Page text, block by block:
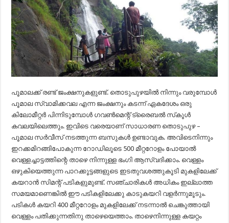
പൂമാലക്ക് രണ്ട് ജംക്ഷനുകളുണ്ട്. തൊടുപുഴയില്‍ നിന്നും വരുമ്പോള്‍
പൂമാല സ്വാമിക്കവല എന്ന ജംക്ഷനും കടന്ന് ഏകദേശം ഒരു
കിലോമീറ്റര്‍ പിന്നിടുമ്പോള്‍ ഗവണ്‍മെന്റ് ട്രൈബല്‍ സ്‌കൂള്‍
കവലയിലെത്തും. ഇവിടെ വരെയാണ് സാധാരണ തൊടുപുഴ –
പൂമാല സര്‍വീസ് നടത്തുന്ന ബസുകള്‍ ഉണ്ടാവുക. അവിടെനിന്നും
ഇറക്കമിറങ്ങിപോകുന്ന റോഡിലൂടെ 500 മീറ്ററോളം പോയാല്‍
വെള്ളച്ചാട്ടത്തിന്റെ താഴെ നിന്നുള്ള ഭംഗി ആസ്വദിക്കാം. വെള്ളം
ഒഴുകിയെത്തുന്ന പാറക്കൂട്ടങ്ങളുടെ ഇടതുവശത്തുകൂടി മുകളിലേക്ക്
കയറാന്‍ സിമന്റ് പടികളുമുണ്ട്. സഞ്ചാരികള്‍ അധികം ഇല്ലാത്ത
സമയമാണെങ്കില്‍ ഈ പടികളിലേക്കു കാടുകയറി വളര്‍ന്നുമൂടും.
പടികള്‍ കയറി 400 മീറ്ററോളം മുകളിലേക്ക് നടന്നാല്‍ ചെങ്കുത്തായി
വെള്ളം പതിക്കുന്നതിനു താഴെയെത്താം. താഴെനിന്നുള്ള കയറ്റം